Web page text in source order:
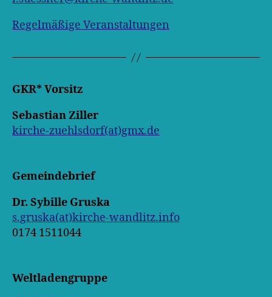
Regelmäßige Veranstaltungen
GKR* Vorsitz
Sebastian Ziller
kirche-zuehlsdorf(at)gmx.de
Gemeindebrief
Dr. Sybille Gruska
s.gruska(at)kirche-wandlitz.info
0174 1511044
Weltladengruppe